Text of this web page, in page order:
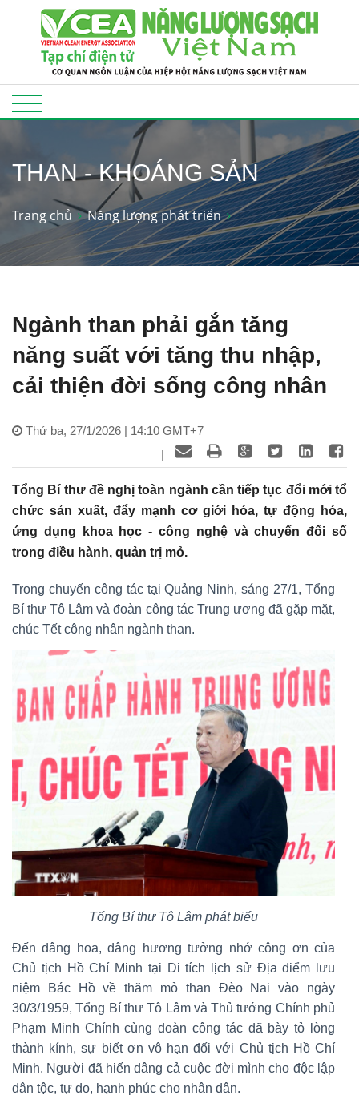
THAN - KHOÁNG SẢN
Trang chủ Năng lượng phát triển
Ngành than phải gắn tăng
năng suất với tăng thu nhập,
cải thiện đời sống công nhân
Thứ ba, 27/1/2026 | 14:10 GMT+7
|
Tổng Bí thư đề nghị toàn ngành cần tiếp tục đổi mới tổ
chức sản xuất, đẩy mạnh cơ giới hóa, tự động hóa,
ứng dụng khoa học - công nghệ và chuyển đổi số
trong điều hành, quản trị mỏ.
Trong chuyến công tác tại Quảng Ninh, sáng 27/1, Tổng
Bí thư Tô Lâm và đoàn công tác Trung ương đã gặp mặt,
chúc Tết công nhân ngành than.
Tổng Bí thư Tô Lâm phát biểu
Đến dâng hoa, dâng hương tưởng nhớ công ơn của
Chủ tịch Hồ Chí Minh tại Di tích lịch sử Địa điểm lưu
niệm Bác Hồ về thăm mỏ than Đèo Nai vào ngày
30/3/1959, Tổng Bí thư Tô Lâm và Thủ tướng Chính phủ
Phạm Minh Chính cùng đoàn công tác đã bày tỏ lòng
thành kính, sự biết ơn vô hạn đối với Chủ tịch Hồ Chí
Minh. Người đã hiến dâng cả cuộc đời mình cho độc lập
dân tộc, tự do, hạnh phúc cho nhân dân.